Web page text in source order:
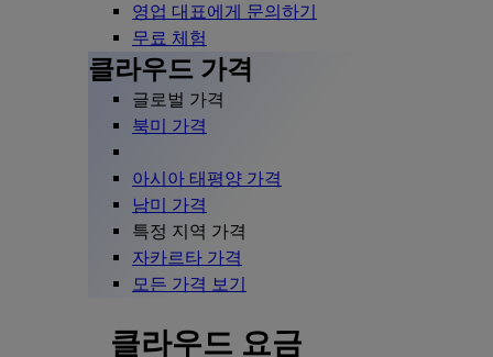
영업 대표에게 문의하기
무료 체험
클라우드 가격
글로벌 가격
북미 가격
아시아 태평양 가격
남미 가격
특정 지역 가격
자카르타 가격
모든 가격 보기
클라우드 요금